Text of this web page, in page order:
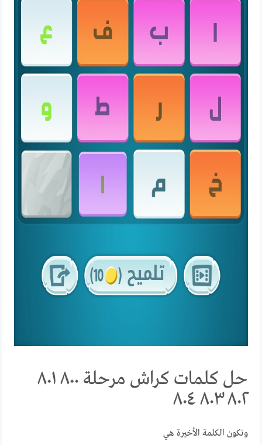
حل كلمات كراش مرحلة ٨٠٠ ٨٠١
٨٠٢ ٨٠٣ ٨٠٤
وتكون الكلمة الأخيرة هي